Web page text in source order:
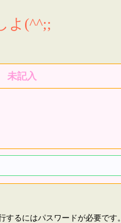
よ(^^;;
未記入
るにはパスワードが必要です。